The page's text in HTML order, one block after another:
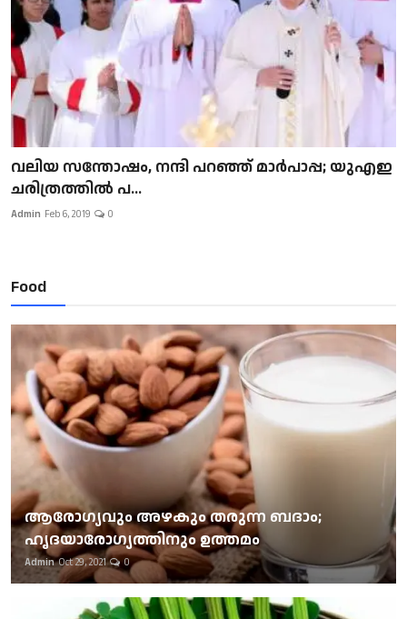
വലിയ സന്തോഷം, നന്ദി പറഞ്ഞ് മാർപാപ്പ; യുഎഇ
ചരിത്രത്തിൽ പ...
Admin Feb 6, 2019 0
Food
ആരോഗ്യവും അഴകും തരുന്ന ബദാം;
ഹൃദയാരോഗ്യത്തിനും ഉത്തമം
Admin Oct 29, 2021 0